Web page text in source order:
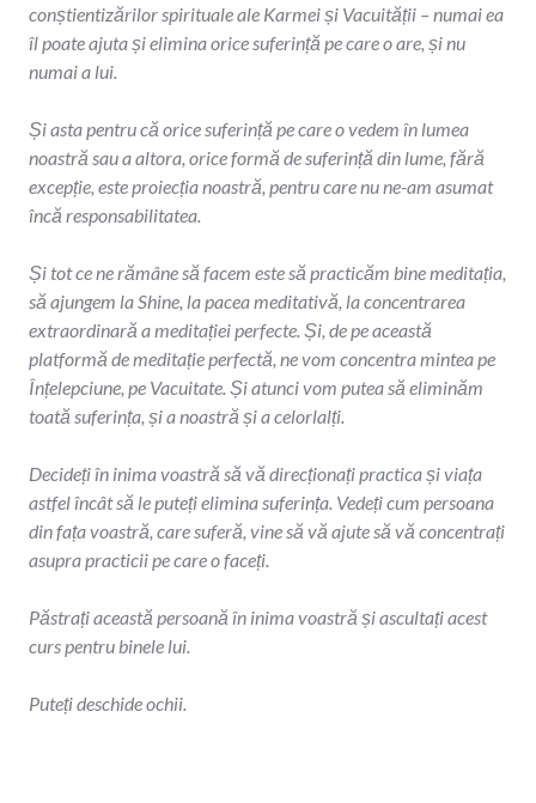
conștientizărilor spirituale ale Karmei și Vacuității – numai ea
îl poate ajuta și elimina orice suferință pe care o are, și nu
numai a lui.
Și asta pentru că orice suferință pe care o vedem în lumea
noastră sau a altora, orice formă de suferință din lume, fără
excepție, este proiecția noastră, pentru care nu ne-am asumat
încă responsabilitatea.
Și tot ce ne rămâne să facem este să practicăm bine meditația,
să ajungem la Shine, la pacea meditativă, la concentrarea
extraordinară a meditației perfecte. Și, de pe această
platformă de meditație perfectă, ne vom concentra mintea pe
Înțelepciune, pe Vacuitate. Și atunci vom putea să eliminăm
toată suferința, și a noastră și a celorlalți.
Decideți în inima voastră să vă direcționați practica și viața
astfel încât să le puteți elimina suferința. Vedeți cum persoana
din fața voastră, care suferă, vine să vă ajute să vă concentrați
asupra practicii pe care o faceți.
Păstrați această persoană în inima voastră și ascultați acest
curs pentru binele lui.
Puteți deschide ochii.